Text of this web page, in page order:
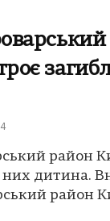
район
дитина.
район